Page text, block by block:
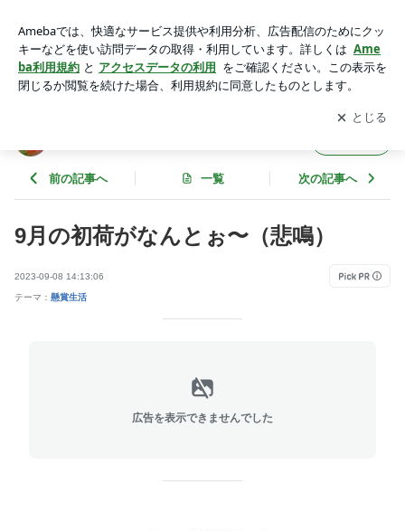
めて懸賞生活アプリをダウンロードして ブログの更新通知
を受け取りまし
ょう。
開く
前の記事へ 一覧 次の記事へ
9月の初荷がなんとぉ〜（悲鳴）
2023-09-08 14:13:06
テーマ： 懸賞生活
広告を表示できませんでした